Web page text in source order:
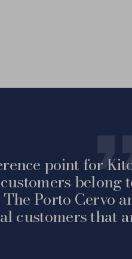
point for
customers
Porto Cervo
customers that